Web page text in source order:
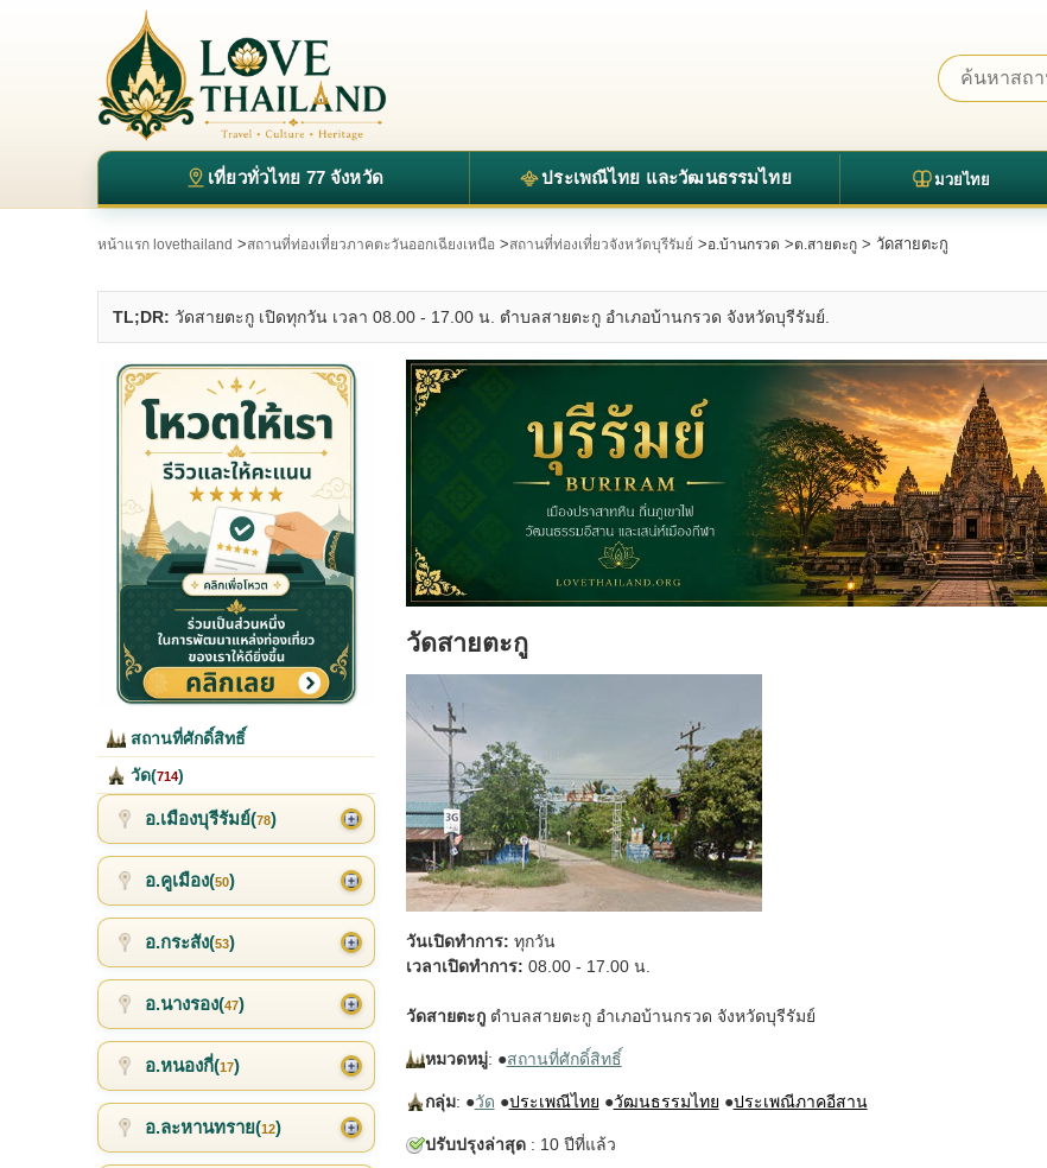
เที่ยวทั่วไทย 77 จังหวัด ประเพณีไทย และวัฒนธรรมไทย มวยไทย
หน้าแรก lovethailand >สถานที่ท่องเที่ยวภาคตะวันออกเฉียงเหนือ >สถานที่ท่องเที่ยวจังหวัดบุรีรัมย์ >อ.บ้านกรวด >ต.สายตะกู > วัดสายตะกู
TL;DR: วัดสายตะกู เปิดทุกวัน เวลา 08.00 - 17.00 น. ตำบลสายตะกู อำเภอบ้านกรวด จังหวัดบุรีรัมย์.
วัดสายตะกู
วันเปิดทำการ: ทุกวัน
เวลาเปิดทำการ: 08.00 - 17.00 น.
วัดสายตะกูตำบลสายตะกู อำเภอบ้านกรวด จังหวัดบุรีรัมย์
หมวดหมู่: ●สถานที่ศักดิ์สิทธิ์
กลุ่ม: ●วัด ●ประเพณีไทย ●วัฒนธรรมไทย ●ประเพณีภาคอีสาน
ปรับปรุงล่าสุด: 10 ปีที่แล้ว
สถานที่ศักดิ์สิทธิ์
วัด(714)
อ.เมืองบุรีรัมย์(78)
อ.คูเมือง(50)
อ.กระสัง(53)
อ.นางรอง(47)
อ.หนองกี่(17)
อ.ละหานทราย(12)